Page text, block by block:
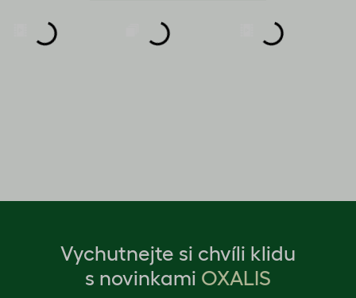
Vychutnejte si chvíli klidu
s novinkami OXALIS